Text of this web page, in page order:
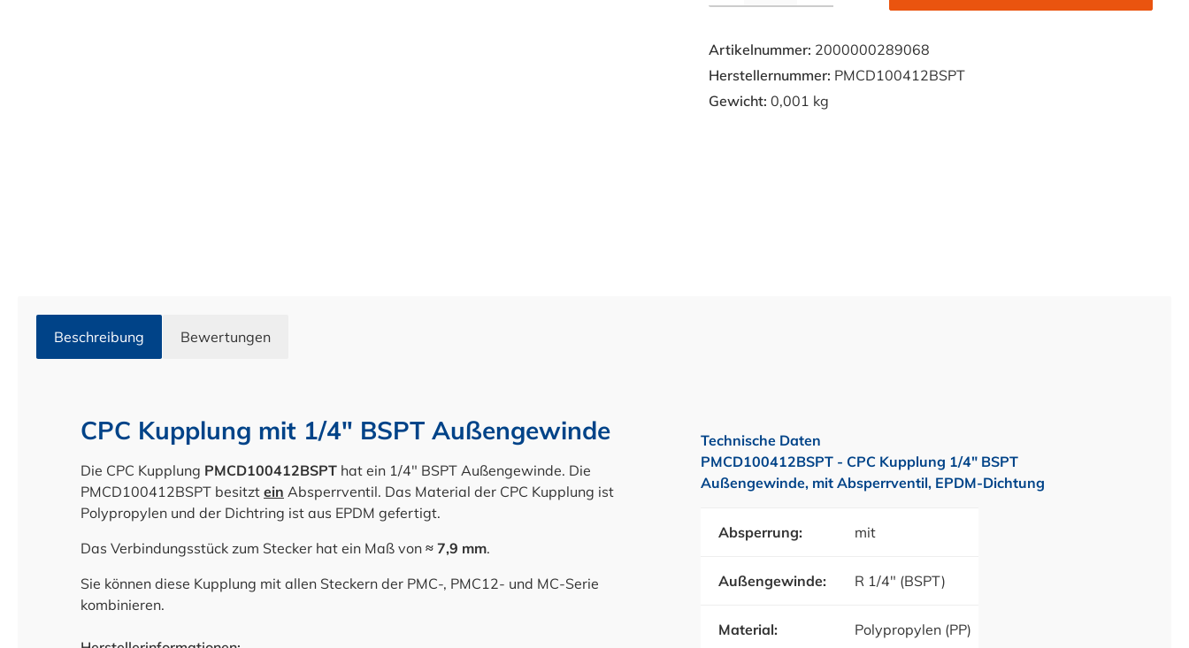
Artikelnummer: 2000000289068
Herstellernummer: PMCD100412BSPT
Gewicht: 0,001 kg
Beschreibung Bewertungen
CPC Kupplung mit 1/4" BSPT Außengewinde
Die CPC Kupplung PMCD100412BSPT hat ein 1/4" BSPT Außengewinde. Die
PMCD100412BSPT besitzt ein Absperrventil. Das Material der CPC Kupplung ist
Polypropylen und der Dichtring ist aus EPDM gefertigt.
Das Verbindungsstück zum Stecker hat ein Maß von ≈ 7,9 mm.
Sie können diese Kupplung mit allen Steckern der PMC-, PMC12- und MC-Serie
kombinieren.
Technische Daten
PMCD100412BSPT - CPC Kupplung 1/4" BSPT
Außengewinde, mit Absperrventil, EPDM-Dichtung
Absperrung: mit
Außengewinde: R 1/4" (BSPT)
Material: Polypropylen (PP)